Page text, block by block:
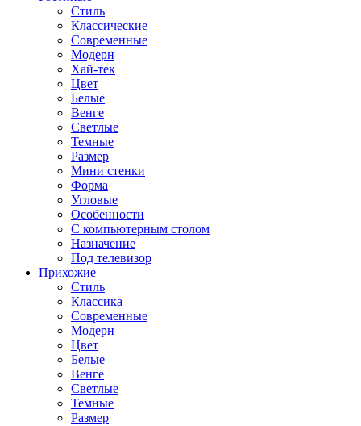
Стиль
Классические
Современные
Модерн
Хай-тек
Цвет
Белые
Венге
Светлые
Темные
Размер
Мини стенки
Форма
Угловые
Особенности
С компьютерным столом
Назначение
Под телевизор
Прихожие
Стиль
Классика
Современные
Модерн
Цвет
Белые
Венге
Светлые
Темные
Размер